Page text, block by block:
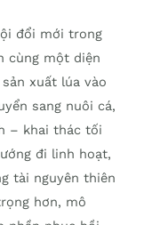
đổi mới trong
cùng một diện
xuất lúa vào
sang nuôi cá,
– khai thác tối
đi linh hoạt,
tài nguyên thiên
hơn, mô